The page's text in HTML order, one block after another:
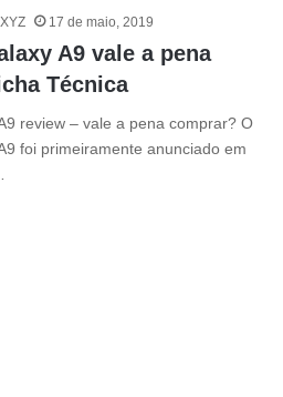
17 de maio, 2019
A9 vale a pena
Técnica
review – vale a pena comprar? O
foi primeiramente anunciado em